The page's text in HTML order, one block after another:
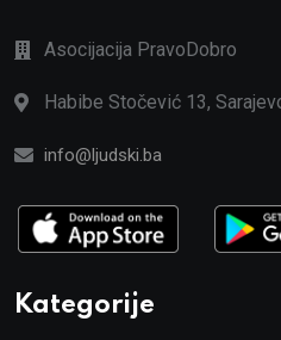
Asocijacija PravoDobro
Habibe Stočević 13,
info@ljudski.ba
Kategorije